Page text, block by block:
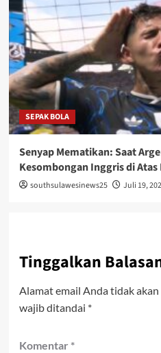
SEPAK BOLA
Senyap Mematikan: Saat
Kesombongan Inggris di Atas
southsulawesinews25 Juli 19,
Tinggalkan
Alamat email Anda tidak
wajib ditandai *
Komentar *